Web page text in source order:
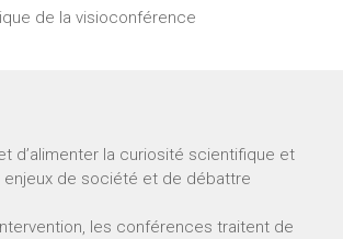
de la visioconférence
d’alimenter la curiosité scientifique et
de société et de débattre
les conférences traitent de